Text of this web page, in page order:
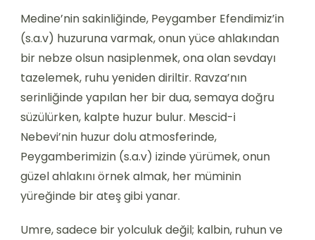
Medine’nin sakinliğinde, Peygamber Efendimiz’in
(s.a.v) huzuruna varmak, onun yüce ahlakından
bir nebze olsun nasiplenmek, ona olan sevdayı
tazelemek, ruhu yeniden diriltir. Ravza’nın
serinliğinde yapılan her bir dua, semaya doğru
süzülürken, kalpte huzur bulur. Mescid-i
Nebevi’nin huzur dolu atmosferinde,
Peygamberimizin (s.a.v) izinde yürümek, onun
güzel ahlakını örnek almak, her müminin
yüreğinde bir ateş gibi yanar.
Umre, sadece bir yolculuk değil; kalbin, ruhun ve